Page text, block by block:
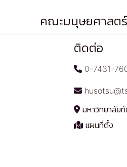
คณะมนุษยศาสต
ติดต่อ
0-7431-
มหาวิทยาลัย
แผนที่ตั้ง